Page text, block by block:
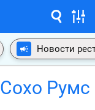
Новости
Сохо Румс